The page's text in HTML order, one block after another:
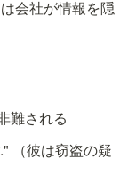
会社が情報を隠
難される
（彼は窃盗の疑